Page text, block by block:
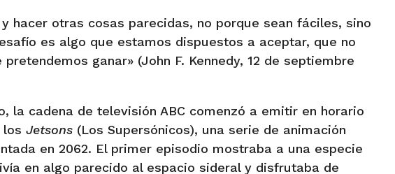
hacer otras cosas parecidas, no porque sean fáciles, sino
es algo que estamos dispuestos a aceptar, que no
ganar» (John F. Kennedy, 12 de septiembre
la cadena de televisión ABC comenzó a emitir en horario
losJetsons (Los Supersónicos), una serie de animación
en 2062. El primer episodio mostraba a una especie
en algo parecido al espacio sideral y disfrutaba de